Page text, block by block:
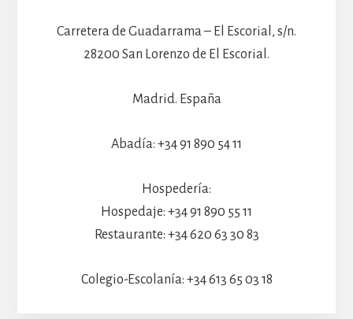
Carretera de Guadarrama – El Escorial, s/n.
28200 San Lorenzo de El Escorial.
Madrid. España
Abadía: +34 91 890 54 11
Hospedería:
Hospedaje: +34 91 890 55 11
Restaurante: +34 620 63 30 83
Colegio-Escolanía: +34 613 65 03 18